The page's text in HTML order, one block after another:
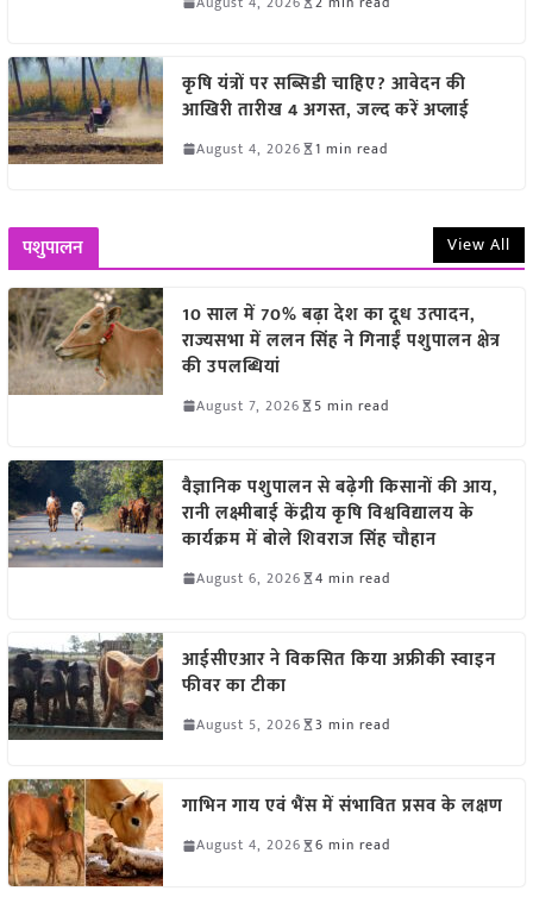
कृषि यंत्रों पर सब्सिडी चाहिए? आवेदन की
आखिरी तारीख 4 अगस्त, जल्द करें अप्लाई
August 4, 2026 1 min read
पशुपालन View All
10 साल में 70% बढ़ा देश का दूध उत्पादन,
राज्यसभा में ललन सिंह ने गिनाईं पशुपालन क्षेत्र
की उपलब्धियां
August 7, 2026 5 min read
वैज्ञानिक पशुपालन से बढ़ेगी किसानों की आय,
रानी लक्ष्मीबाई केंद्रीय कृषि विश्वविद्यालय के
कार्यक्रम में बोले शिवराज सिंह चौहान
August 6, 2026 4 min read
आईसीएआर ने विकसित किया अफ्रीकी स्वाइन
फीवर का टीका
August 5, 2026 3 min read
गाभिन गाय एवं भैंस में संभावित प्रसव के लक्षण
August 4, 2026 6 min read